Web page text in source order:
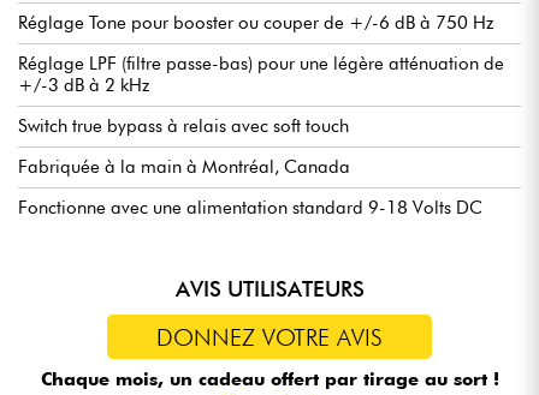
Réglage Tone pour booster ou couper de +/-6 dB à 750 Hz
Réglage LPF (filtre passe-bas) pour une légère atténuation de
+/-3 dB à 2 kHz
Switch true bypass à relais avec soft touch
Fabriquée à la main à Montréal, Canada
Fonctionne avec une alimentation standard 9-18 Volts DC
AVIS UTILISATEURS
DONNEZ VOTRE AVIS
Chaque mois, un cadeau offert par tirage au sort !